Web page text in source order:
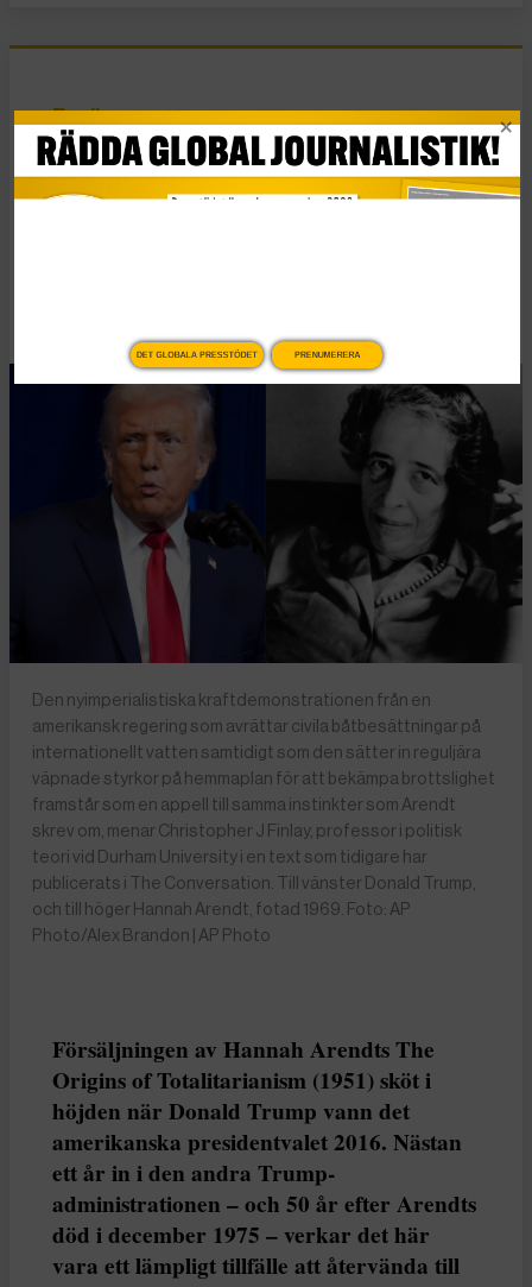
Essä
Vad Hanna Arendt kan
lära oss om
Den nyimperialistiska kraftdemonstrationen från en
amerikansk regering som avrättar civila båtbesättningar på
internationellt vatten samtidigt som den sätter in reguljära
väpnade styrkor på hemmaplan för att bekämpa brottslighet
framstår som en appell till samma instinkter som Arendt
skrev om, menar Christopher J Finlay, professor i politisk
teori vid Durham University i en text som tidigare har
publicerats i The Conversation. Till vänster Donald Trump,
och till höger Hannah Arendt, fotad 1969. Foto: AP
Photo/Alex Brandon | AP Photo
Försäljningen av Hannah Arendts The
Origins of Totalitarianism (1951) sköt i
höjden när Donald Trump vann det
amerikanska presidentvalet 2016. Nästan
ett år in i den andra Trump-
administrationen – och 50 år efter Arendts
död i december 1975 – verkar det här
vara ett lämpligt tillfälle att återvända till
DET GLOBALA PRESSTÖDET PRENUMERERA